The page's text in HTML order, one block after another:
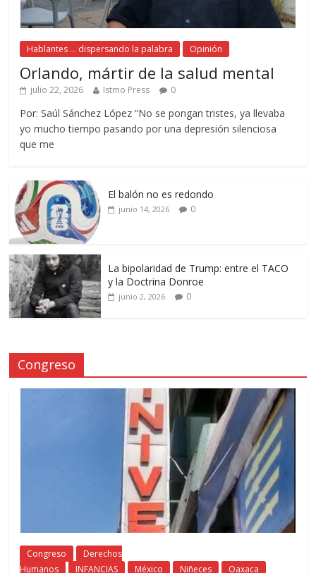
Hablantes ... dispersando la palabra Opinión
Orlando, mártir de la salud mental
julio 22, 2026 Istmo Press 0
Por: Saúl Sánchez López “No se pongan tristes, ya llevaba
yo mucho tiempo pasando por una depresión silenciosa
que me
El balón no es redondo
junio 14, 2026 0
La bipolaridad de Trump: entre el TACO
y la Doctrina Donroe
junio 2, 2026 0
Congreso
Congreso
Derechos
Humanos
INFANCIAS México Niñeces Oaxaca